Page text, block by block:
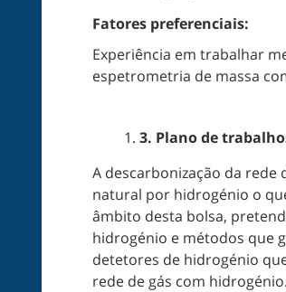
Fatores preferenciais:
Experiência em trabalhar
espetrometria de massa
3. Plano de
A descarbonização da rede
natural por hidrogénio o
âmbito desta bolsa,
hidrogénio e métodos que
detetores de hidrogénio
rede de gás com hidrogénio.